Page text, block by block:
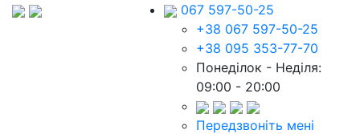
067 597-50-25
+38 067 597-50-25
+38 095 353-77-70
Понеділок - Неділя:
09:00 - 20:00
Передзвоніть мені